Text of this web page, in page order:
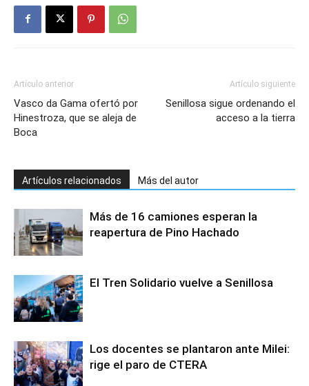
Artículo anterior
Vasco da Gama ofertó por
Hinestroza, que se aleja de
Boca
Artículo siguiente
Senillosa sigue ordenando el
acceso a la tierra
Artículos relacionados Más del autor
Más de 16 camiones esperan la
reapertura de Pino Hachado
El Tren Solidario vuelve a Senillosa
Los docentes se plantaron ante Milei:
rige el paro de CTERA